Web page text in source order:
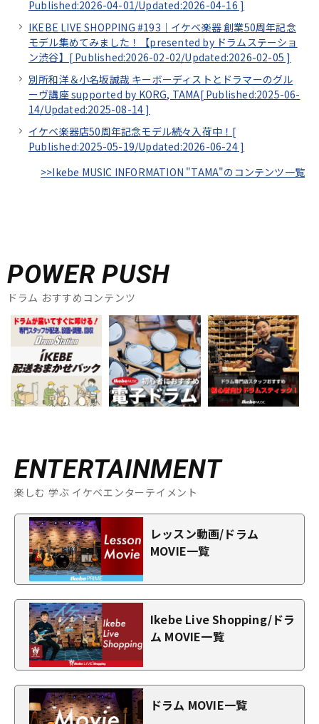
Published:2026-04-01/Updated:2026-04-16 ]
IKEBE LIVE SHOPPING #193｜イケベ楽器 創業50周年記念
モデル集めてみました！【presented by ドラムステーショ
ン渋谷】[ Published:2026-02-02/Updated:2026-02-05 ]
別所和洋＆小名坂誠哉 キーボーディストとドラマーのグル
ーヴ講座 supported by KORG, TAMA[ Published:2025-06-
14/Updated:2025-08-14 ]
イケベ楽器店50周年記念モデル続々入荷中！[
Published:2025-05-19/Updated:2026-06-24]
>>Ikebe MUSIC INFORMATION "TAMA"のコンテンツ一覧
POWER PUSH
ドラム おすすめコンテンツ
ENTERTAINMENT
楽しむ 学ぶ イケベエンターテイメント
レッスン動画/ドラム
MOVIE一覧
Ikebe Live Shopping/ドラ
ム MOVIE一覧
ドラム MOVIE一覧